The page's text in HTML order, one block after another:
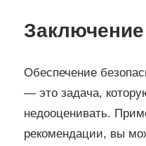
Заключение
Обеспечение
— это задача,
недооценивать.
рекомендации, вы